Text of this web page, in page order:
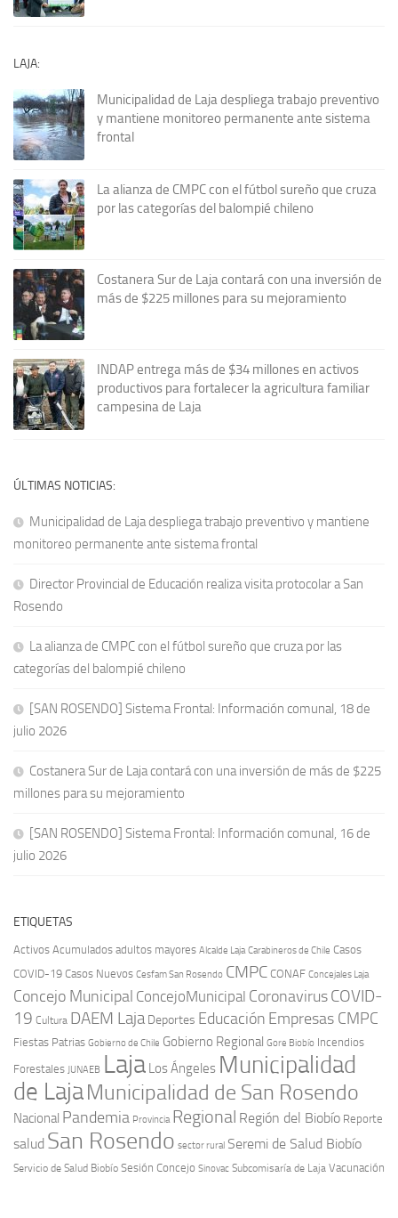
LAJA:
Municipalidad de Laja despliega trabajo preventivo
y mantiene monitoreo permanente ante sistema
frontal
La alianza de CMPC con el fútbol sureño que cruza
por las categorías del balompié chileno
Costanera Sur de Laja contará con una inversión de
más de $225 millones para su mejoramiento
INDAP entrega más de $34 millones en activos
productivos para fortalecer la agricultura familiar
campesina de Laja
ÚLTIMAS NOTICIAS:
Municipalidad de Laja despliega trabajo preventivo y mantiene
monitoreo permanente ante sistema frontal
Director Provincial de Educación realiza visita protocolar a San
Rosendo
La alianza de CMPC con el fútbol sureño que cruza por las
categorías del balompié chileno
[SAN ROSENDO] Sistema Frontal: Información comunal, 18 de
julio 2026
Costanera Sur de Laja contará con una inversión de más de $225
millones para su mejoramiento
[SAN ROSENDO] Sistema Frontal: Información comunal, 16 de
julio 2026
ETIQUETAS
Activos Acumulados adultos mayores Alcalde Laja Carabineros de Chile Casos
COVID-19 Casos Nuevos Cesfam San Rosendo CMPC CONAF Concejales Laja
Concejo Municipal ConcejoMunicipal CoronavirusCOVID-
19 Cultura DAEM Laja Deportes Educación Empresas CMPC
Fiestas Patrias Gobierno de Chile Gobierno Regional Gore Biobío Incendios
Forestales JUNAEB Laja Los Ángeles Municipalidad
de LajaMunicipalidad de San Rosendo
Nacional Pandemia Provincia Regional Región del Biobío Reporte
salud San Rosendo sector rural Seremi de Salud Biobío
Servicio de Salud Biobío Sesión Concejo Sinovac Subcomisaría de Laja Vacunación